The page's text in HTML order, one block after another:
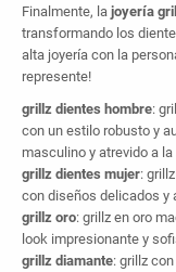
Finalmente, la joyería
transformando los
alta joyería con la
represente!
grillz dientes hombre:
con un estilo robusto y
masculino y atrevido a la
grillz dientes mujer:
con diseños delicados y
grillz oro: grillz en oro
look impresionante y
grillz diamante: grillz